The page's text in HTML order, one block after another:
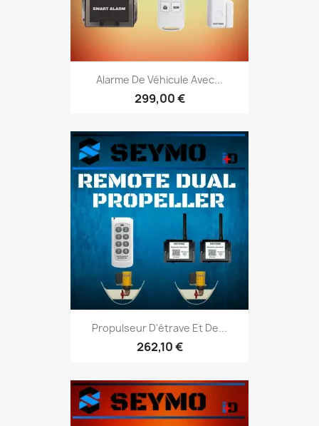
Alarme De Véhicule Avec...
299,00 €
Propulseur D'étrave Et De...
262,10 €